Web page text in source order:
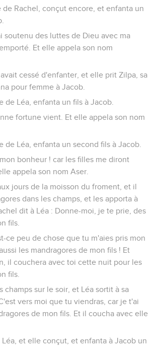
de Rachel, conçut encore, et enfanta un
soutenu des luttes de Dieu avec ma
Et elle appela son nom
cessé d'enfanter, et elle prit Zilpa, sa
pour femme à Jacob.
de Léa, enfanta un fils à Jacob.
fortune vient. Et elle appela son nom
de Léa, enfanta un second fils à Jacob.
bonheur ! car les filles me diront
appela son nom Aser.
jours de la moisson du froment, et il
dans les champs, et les apporta à
dit à Léa : Donne-moi, je te prie, des
fils.
ce peu de chose que tu m'aies pris mon
les mandragores de mon fils ! Et
il couchera avec toi cette nuit pour les
fils.
champs sur le soir, et Léa sortit à sa
vers moi que tu viendras, car je t'ai
de mon fils. Et il coucha avec elle
et elle conçut, et enfanta à Jacob un